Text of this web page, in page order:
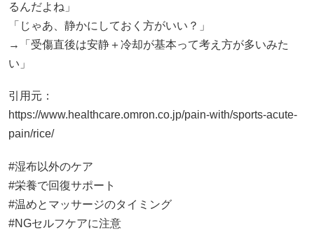
るんだよね」
「じゃあ、静かにしておく方がいい？」
→「受傷直後は安静＋冷却が基本って考え方が多いみた
い」
引用元：
https://www.healthcare.omron.co.jp/pain-with/sports-acute-
pain/rice/
#湿布以外のケア
#栄養で回復サポート
#温めとマッサージのタイミング
#NGセルフケアに注意